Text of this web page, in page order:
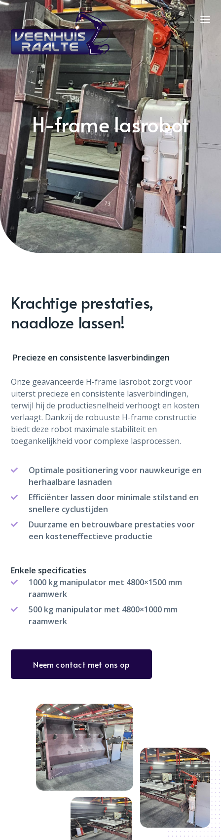
H-frame lasrobot
Krachtige prestaties,
naadloze lassen!
Precieze en consistente lasverbindingen
Onze geavanceerde H-frame lasrobot zorgt voor
uiterst precieze en consistente lasverbindingen,
terwijl hij de productiesnelheid verhoogt en kosten
verlaagt. Dankzij de robuuste H-frame constructie
biedt deze robot maximale stabiliteit en
toegankelijkheid voor complexe lasprocessen.
Optimale positionering voor nauwkeurige en
herhaalbare lasnaden
Efficiënter lassen door minimale stilstand en
snellere cyclustijden
Duurzame en betrouwbare prestaties voor
een kosteneffectieve productie
Enkele specificaties
1000 kg manipulator met 4800×1500 mm
raamwerk
500 kg manipulator met 4800×1000 mm
raamwerk
Neem contact met ons op